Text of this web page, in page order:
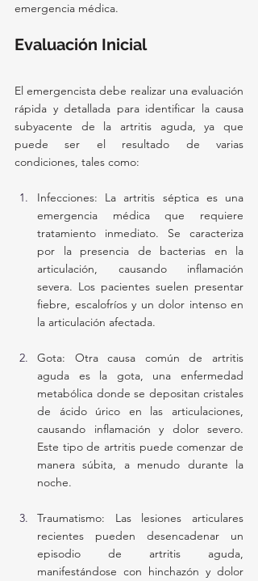
emergencia médica.
Evaluación Inicial
El emergencista debe realizar una evaluación
rápida y detallada para identificar la causa
subyacente de la artritis aguda, ya que
puede ser el resultado de varias
condiciones, tales como:
Infecciones: La artritis séptica es una
emergencia médica que requiere
tratamiento inmediato. Se caracteriza
por la presencia de bacterias en la
articulación, causando inflamación
severa. Los pacientes suelen presentar
fiebre, escalofríos y un dolor intenso en
la articulación afectada.
Gota: Otra causa común de artritis
aguda es la gota, una enfermedad
metabólica donde se depositan cristales
de ácido úrico en las articulaciones,
causando inflamación y dolor severo.
Este tipo de artritis puede comenzar de
manera súbita, a menudo durante la
noche.
Traumatismo: Las lesiones articulares
recientes pueden desencadenar un
episodio de artritis aguda,
manifestándose con hinchazón y dolor